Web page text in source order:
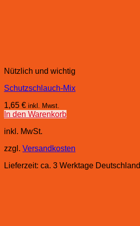
Nützlich und wichtig
Schutzschlauch-Mix
1,65 € inkl. Mwst.
In den Warenkorb
inkl. MwSt.
zzgl. Versandkosten
Lieferzeit: ca. 3 Werktage Deutschland